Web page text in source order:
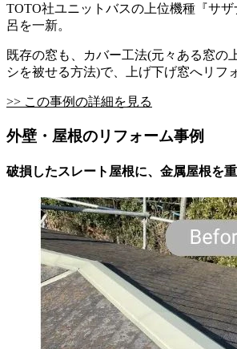
TOTO社ユニットバスの上位機種『サ
呂を一新。
既存の窓も、カバー工法(元々ある窓の
シを被せる方法)で、上げ下げ窓へリフ
>> この事例の詳細を見る
外壁・屋根のリフォーム事例
破損したスレート屋根に、金属屋根を